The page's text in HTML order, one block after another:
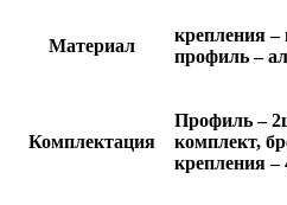
Материал
крепления
профиль –
Комплектация
Профиль –
комплект,
крепления –